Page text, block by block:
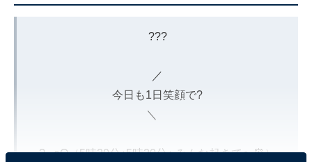
???
／
今日も1日笑顔で?
＼
?.｡oO（5時20分♪5時20分♪ みんな起きて〜⏰）